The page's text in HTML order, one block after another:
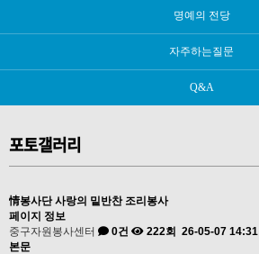
명예의 전당
자주하는질문
Q&A
포토갤러리
情봉사단 사랑의 밑반찬 조리봉사
페이지 정보
중구자원봉사센터
0건 222회
26-05-07 14:31
본문